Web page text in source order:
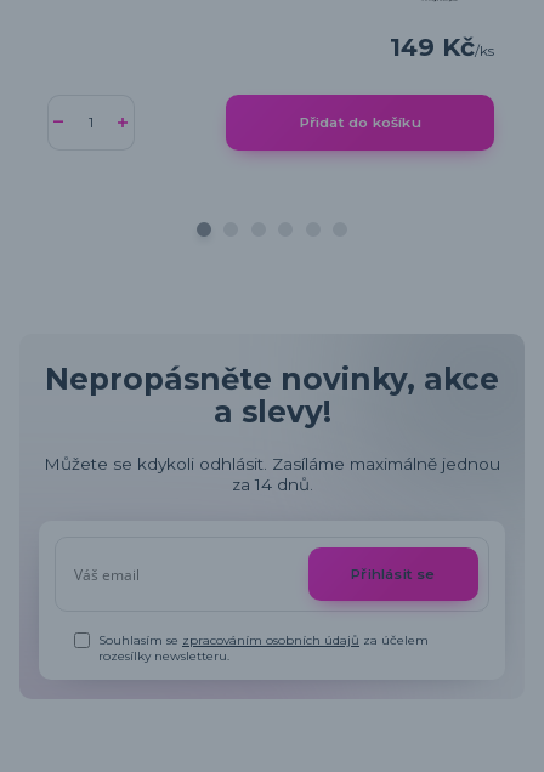
149 Kč/ks
Přidat do košíku
Nepropásněte novinky, akce
a slevy!
Můžete se kdykoli odhlásit. Zasíláme maximálně jednou
za 14 dnů.
Přihlásit se
Souhlasím se zpracováním osobních údajů za účelem
rozesílky newsletteru.